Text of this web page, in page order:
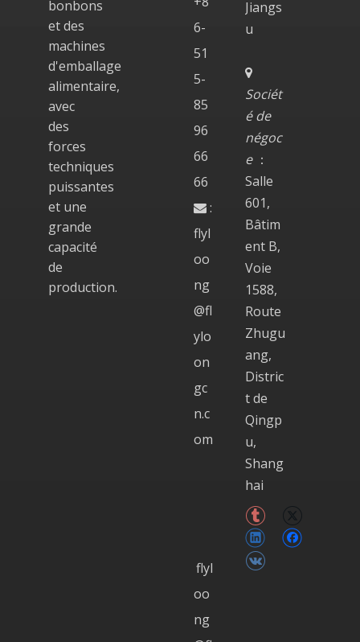
bonbons
et des
machines
d'emballage
alimentaire,
avec
des
forces
techniques
puissantes
et une
grande
capacité
de
production.
6-
51
5-
85
96
66
66
:
flyl
oo
ng
@fl
ylo
on
gc
n.c
om
flyl
oo
ng
Jiangs
u

Sociét
é de
négoc
e ：
Salle
601,
Bâtim
ent B,
Voie
1588,
Route
Zhugu
ang,
Distric
t de
Qingp
u,
Shang
hai